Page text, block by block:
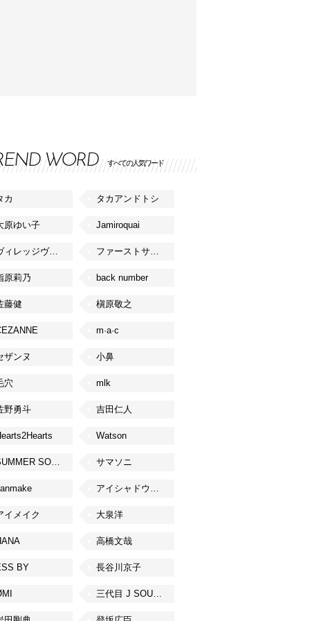
WORD すべての人気ワード
カ タカアンドトシ
原ゆい子 Jamiroquai
ヴィレッジヴァンガード ファーストサマーウイカ
原莉乃 back number
藤健 槇原敬之
m·a·c
ザンヌ 小鼻
穴 mlk
野勇斗 吉田仁人
Watson
SUMMER SONIC サマソニ
アイシャドウベース
イメイク 大泉洋
高橋文哉
BY 長谷川京子
三代目 J SOUL BROTHERS from EXILE TRIBE